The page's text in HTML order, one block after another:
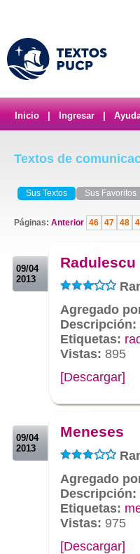
Inicio Ingresar
Textos de
Sus Textos Sus Favoritos
Páginas: Anterior 46 47 48
09/04
2013
Radulescu
Agregado
Descripción:
Etiquetas:
Vistas: 895
[Descargar]
09/04
2013
Meneses
Agregado
Descripción:
Etiquetas:
Vistas: 975
[Descargar]